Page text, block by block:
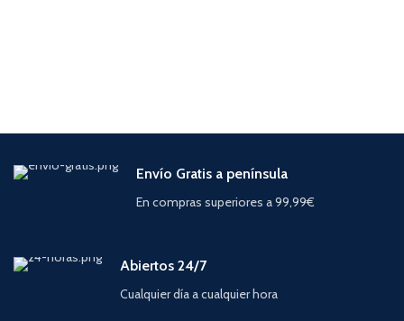
Envío Gratis a península
En compras superiores a 99,99€
Abiertos 24/7
Cualquier día a cualquier hora